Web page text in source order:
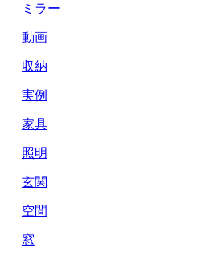
ミラー
動画
収納
実例
家具
照明
玄関
空間
窓